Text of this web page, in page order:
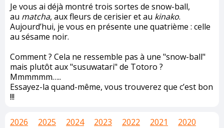
Je vous ai déjà montré trois sortes de snow-ball,
au matcha, aux fleurs de cerisier et au kinako.
Aujourd’hui, je vous en présente une quatrième : celle
au sésame noir.
Comment ? Cela ne ressemble pas à une "snow-ball"
mais plutôt aux "susuwatari" de Totoro ?
Mmmmmm…..
Essayez-la quand-même, vous trouverez que c’est bon
!!!
2026 2025 2024 2023 2022 2021
2020